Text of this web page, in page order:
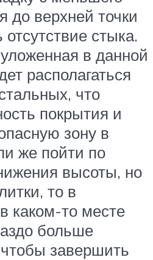
до верхней точки
стыка.
в данной
располагаться
что
покрытия и
зону в
же пойти по
высоты, но
то в
каком-то месте
больше
завершить